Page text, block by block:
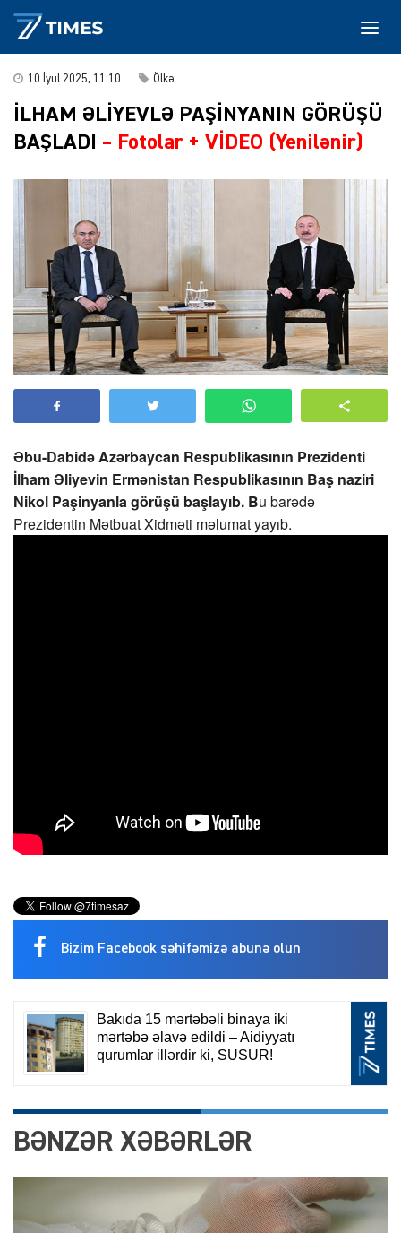
10 İyul 2025, 11:10 Ölkə
İLHAM ƏLİYEVLƏ PAŞİNYANIN GÖRÜŞÜ
BAŞLADI – Fotolar + VİDEO (Yenilənir)
Əbu-Dabidə Azərbaycan Respublikasının Prezidenti
İlham Əliyevin Ermənistan Respublikasının Baş naziri
Nikol Paşinyanla görüşü başlayıb. Bu barədə
Prezidentin Mətbuat Xidməti məlumat yayıb.
Bizim Facebook səhifəmizə abunə olun
BƏNZƏR XƏBƏRLƏR